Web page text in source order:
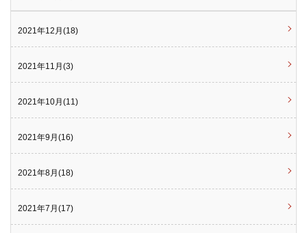
2021年12月(18)
2021年11月(3)
2021年10月(11)
2021年9月(16)
2021年8月(18)
2021年7月(17)